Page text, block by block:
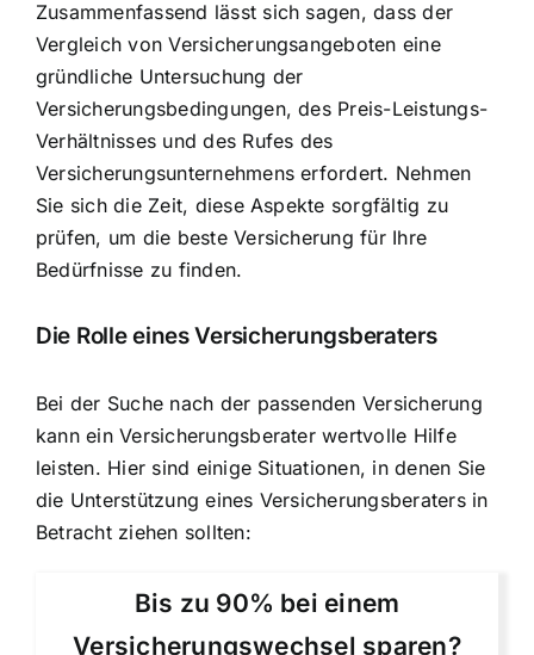
Zusammenfassend lässt sich sagen, dass der
Vergleich von Versicherungsangeboten eine
gründliche Untersuchung der
Versicherungsbedingungen, des Preis-Leistungs-
Verhältnisses und des Rufes des
Versicherungsunternehmens erfordert. Nehmen
Sie sich die Zeit, diese Aspekte sorgfältig zu
prüfen, um die beste Versicherung für Ihre
Bedürfnisse zu finden.
Die Rolle eines Versicherungsberaters
Bei der Suche nach der passenden Versicherung
kann ein Versicherungsberater wertvolle Hilfe
leisten. Hier sind einige Situationen, in denen Sie
die Unterstützung eines Versicherungsberaters in
Betracht ziehen sollten:
Bis zu 90% bei einem
Versicherungswechsel sparen?